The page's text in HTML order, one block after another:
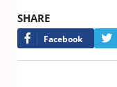
SHARE
Facebook